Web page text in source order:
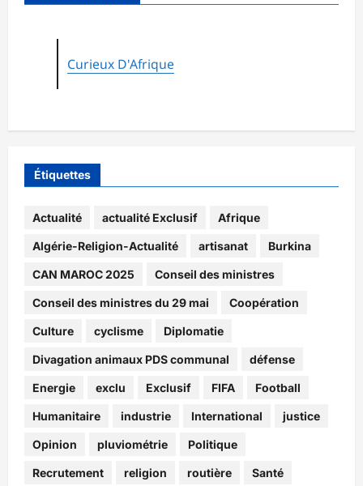
Curieux D'Afrique
Étiquettes
Actualité actualité Exclusif Afrique
Algérie-Religion-Actualité artisanat Burkina
CAN MAROC 2025 Conseil des ministres
Conseil des ministres du 29 mai Coopération
Culture cyclisme Diplomatie
Divagation animaux PDS communal défense
Energie exclu Exclusif FIFA Football
Humanitaire industrie International justice
Opinion pluviométrie Politique
Recrutement religion routière Santé